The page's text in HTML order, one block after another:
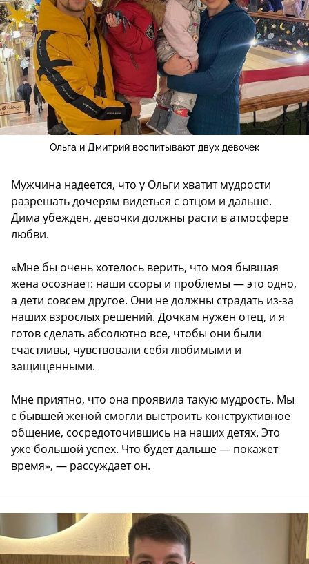
Ольга и Дмитрий воспитывают двух девочек
Мужчина надеется, что у Ольги хватит мудрости
разрешать дочерям видеться с отцом и дальше.
Дима убежден, девочки должны расти в атмосфере
любви.
«Мне бы очень хотелось верить, что моя бывшая
жена осознает: наши ссоры и проблемы — это одно,
а дети совсем другое. Они не должны страдать из-за
наших взрослых решений. Дочкам нужен отец, и я
готов сделать абсолютно все, чтобы они были
счастливы, чувствовали себя любимыми и
защищенными.
Мне приятно, что она проявила такую мудрость. Мы
с бывшей женой смогли выстроить конструктивное
общение, сосредоточившись на наших детях. Это
уже большой успех. Что будет дальше — покажет
время», — рассуждает он.